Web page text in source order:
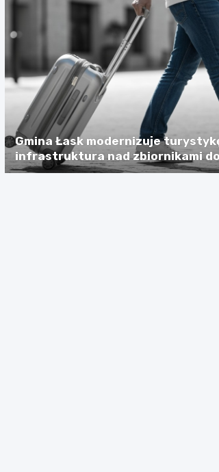
Gmina Łask modernizuje
infrastruktura nad zbiornikami